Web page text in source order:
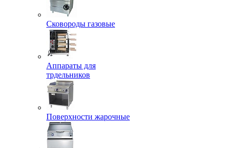
Сковороды газовые
Аппараты для
трдельников
Поверхности жарочные